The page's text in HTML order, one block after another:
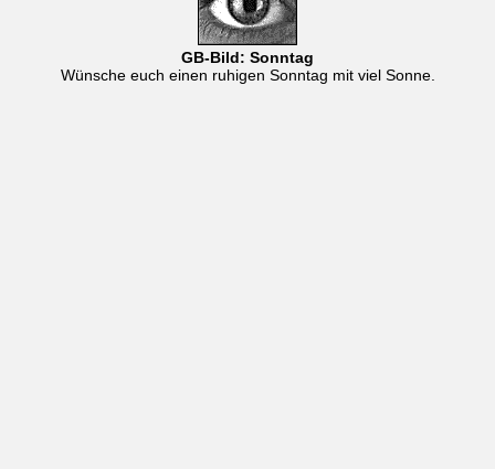
GB-Bild: Sonntag
Wünsche euch einen ruhigen Sonntag mit viel Sonne.